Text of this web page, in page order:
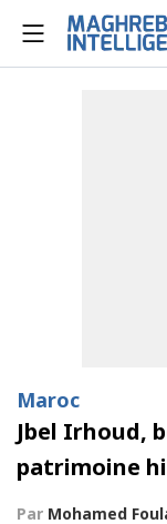
Maroc
Jbel Irhoud,
patrimoine
Par Mohamed